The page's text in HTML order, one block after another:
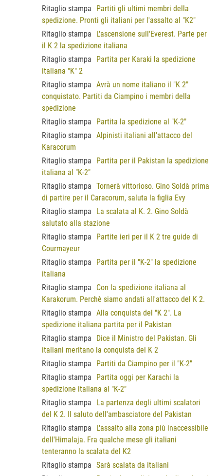
Ritaglio stampa
Partiti gli ultimi membri della
spedizione. Pronti gli italiani per l'assalto al "K2"
Ritaglio stampa
L'ascensione sull'Everest. Parte per
il K 2 la spedizione italiana
Ritaglio stampa
Partita per Karaki la spedizione
italiana "K" 2
Ritaglio stampa Avrà un nome italiano il "K 2"
conquistato. Partiti da Ciampino i membri della
spedizione
Ritaglio stampa
Partita la spedizione al "K-2"
Ritaglio stampa Alpinisti italiani all'attacco del
Karacorum
Ritaglio stampa
Partita per il Pakistan la spedizione
italiana al "K-2"
Ritaglio stampa Tornerà vittorioso. Gino Soldà prima
di partire per il Caracorum, saluta la figlia Evy
Ritaglio stampa
La scalata al K. 2. Gino Soldà
salutato alla stazione
Ritaglio stampa
Partite ieri per il K 2 tre guide di
Courmayeur
Ritaglio stampa
Partita per il "K-2" la spedizione
italiana
Ritaglio stampa
Con la spedizione italiana al
Karakorum. Perchè siamo andati all'attacco del K 2.
Ritaglio stampa Alla conquista del "K 2". La
spedizione italiana partita per il Pakistan
Ritaglio stampa
Dice il Ministro del Pakistan. Gli
italiani meritano la conquista del K 2
Ritaglio stampa
Partiti da Ciampino per il "K-2"
Ritaglio stampa
Partita oggi per Karachi la
spedizione italiana al "K-2"
Ritaglio stampa
La partenza degli ultimi scalatori
del K 2. Il saluto dell'ambasciatore del Pakistan
Ritaglio stampa
L'assalto alla zona più inaccessibile
dell'Himalaja. Fra qualche mese gli italiani
tenteranno la scalata del K2
Ritaglio stampa Sarà scalata da italiani